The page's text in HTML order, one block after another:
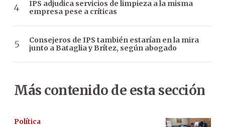
IPS adjudica servicios de limpieza a la misma
empresa pese a críticas
Consejeros de IPS también estarían en la mira
junto a Bataglia y Brítez, según abogado
Más contenido de esta sección
Política